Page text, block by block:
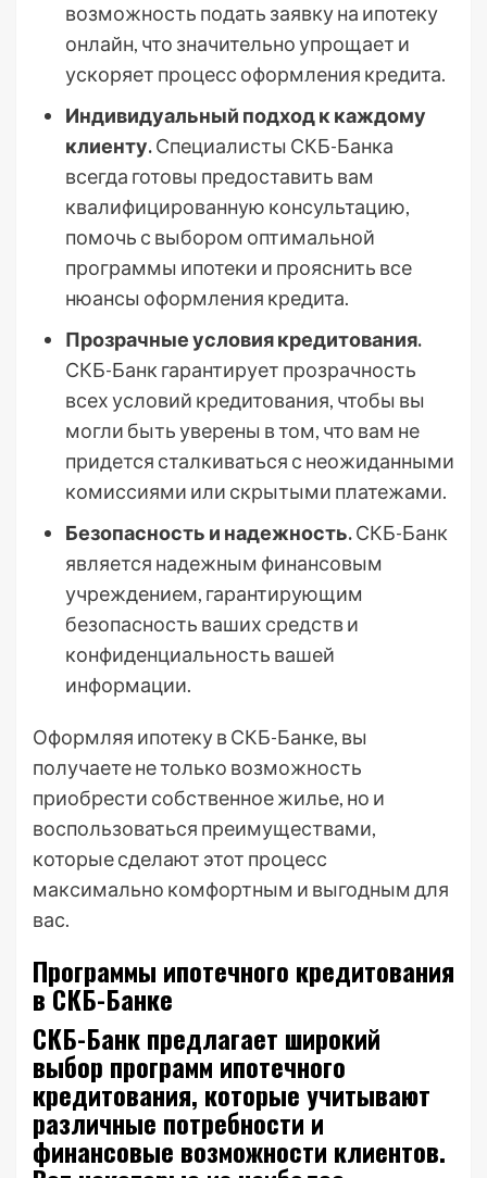
возможность подать заявку на ипотеку
онлайн, что значительно упрощает и
ускоряет процесс оформления кредита.
Индивидуальный подход к каждому
клиенту.Специалисты СКБ-Банка
всегда готовы предоставить вам
квалифицированную консультацию,
помочь с выбором оптимальной
программы ипотеки и прояснить все
нюансы оформления кредита.
Прозрачные условия кредитования.
СКБ-Банк гарантирует прозрачность
всех условий кредитования, чтобы вы
могли быть уверены в том, что вам не
придется сталкиваться с неожиданными
комиссиями или скрытыми платежами.
Безопасность и надежность.СКБ-Банк
является надежным финансовым
учреждением, гарантирующим
безопасность ваших средств и
конфиденциальность вашей
информации.
Оформляя ипотеку в СКБ-Банке, вы
получаете не только возможность
приобрести собственное жилье, но и
воспользоваться преимуществами,
которые сделают этот процесс
максимально комфортным и выгодным для
вас.
Программы ипотечного кредитования
в СКБ-Банке
СКБ-Банк предлагает широкий
выбор программ ипотечного
кредитования, которые учитывают
различные потребности и
финансовые возможности клиентов.